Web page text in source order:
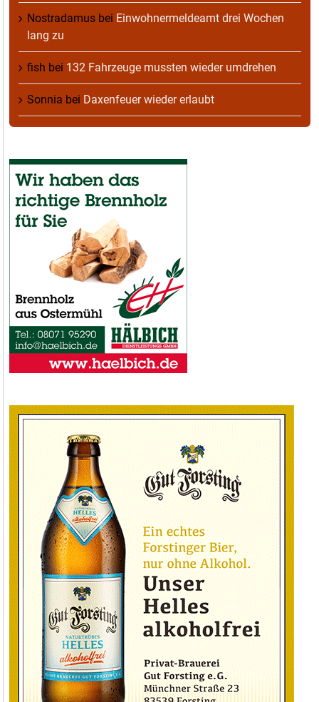
Nostradamus bei Einwohnermeldeamt drei Wochen
lang zu
fish bei 132 Fahrzeuge mussten wieder umdrehen
Sonnia bei Daxenfeuer wieder erlaubt